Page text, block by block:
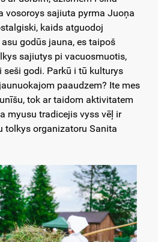
vosoroys sajiuta pyrma Juoņa
kaids atguodoj
godūs jauna, es taipoš
sajiutys pi vacuosmuotis,
seši godi. Parkū i tū kulturys
paaudzem? Ite mes
tok ar taidom aktivitatem
myusu tradicejis vyss vēļ ir
tolkys organizatoru Sanita